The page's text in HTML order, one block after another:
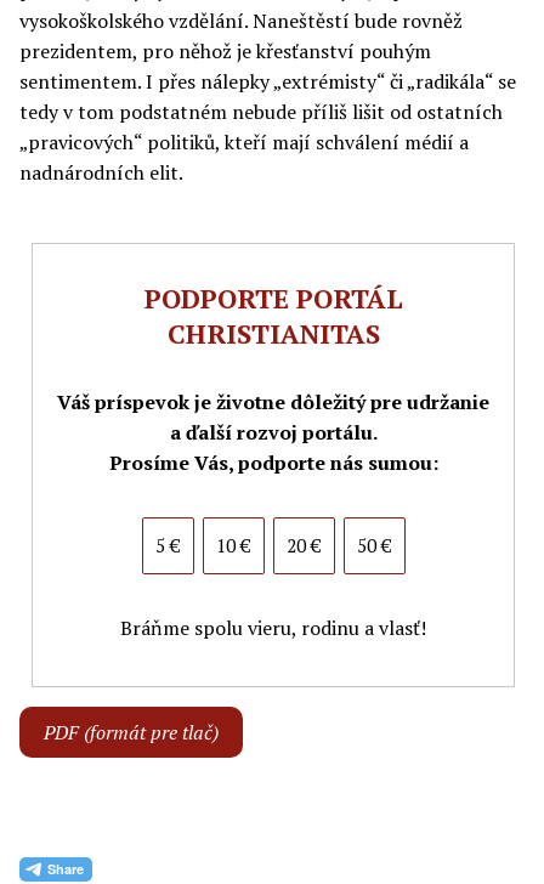
vysokoškolského vzdělání. Naneštěstí bude rovněž
prezidentem, pro něhož je křesťanství pouhým
sentimentem. I přes nálepky „extrémisty“ či „radikála“ se
tedy v tom podstatném nebude příliš lišit od ostatních
„pravicových“ politiků, kteří mají schválení médií a
nadnárodních elit.
PODPORTE PORTÁL
CHRISTIANITAS
Váš príspevok je životne dôležitý pre udržanie
a ďalší rozvoj portálu.
Prosíme Vás, podporte nás sumou:
5 € 10 € 20 € 50 €
Bráňme spolu vieru, rodinu a vlasť!
PDF (formát pre tlač)